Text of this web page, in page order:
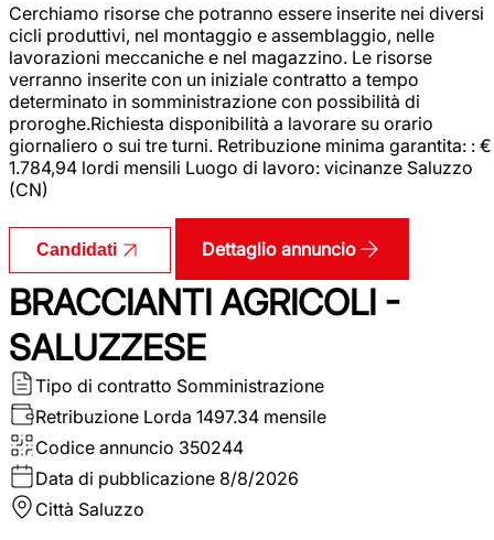
Cerchiamo risorse che potranno essere inserite nei diversi
cicli produttivi, nel montaggio e assemblaggio, nelle
lavorazioni meccaniche e nel magazzino. Le risorse
verranno inserite con un iniziale contratto a tempo
determinato in somministrazione con possibilità di
proroghe.Richiesta disponibilità a lavorare su orario
giornaliero o sui tre turni. Retribuzione minima garantita: : €
1.784,94 lordi mensili Luogo di lavoro: vicinanze Saluzzo
(CN)
Candidati Dettaglio annuncio
BRACCIANTI AGRICOLI -
SALUZZESE
Tipo di contratto Somministrazione
Retribuzione Lorda 1497.34 mensile
Codice annuncio 350244
Data di pubblicazione 8/8/2026
Città Saluzzo